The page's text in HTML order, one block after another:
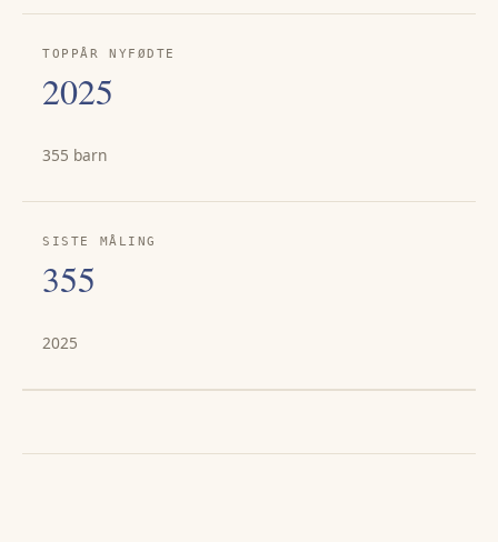
TOPPÅR NYFØDTE
2025
355 barn
SISTE MÅLING
355
2025